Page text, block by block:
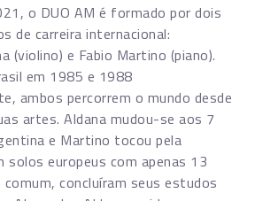
o DUO AM é formado por dois
de carreira internacional:
(violino) e Fabio Martino (piano).
em 1985 e 1988
ambos percorrem o mundo desde
artes. Aldana mudou-se aos 7
e Martino tocou pela
solos europeus com apenas 13
comum, concluíram seus estudos